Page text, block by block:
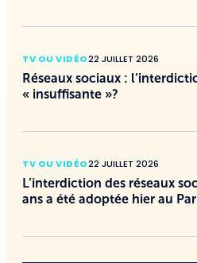
TV OU VIDÉO22 JUILLET 2026
Réseaux sociaux :
« insuffisante »?
TV OU VIDÉO22 JUILLET 2026
L’interdiction des réseaux
ans a été adoptée hier au